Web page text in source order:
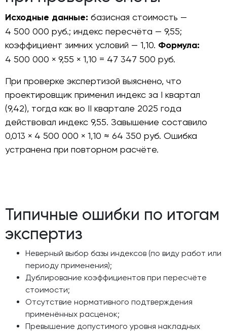
Исходные данные: базисная стоимость —
4 500 000 руб.; индекс пересчёта — 9,55;
коэффициент зимних условий — 1,10. Формула:
4 500 000 × 9,55 × 1,10 = 47 347 500 руб.
При проверке экспертизой выяснено, что
проектировщик применил индекс за I квартал
(9,42), тогда как во II квартале 2025 года
действовал индекс 9,55. Завышение составило
0,013 × 4 500 000 × 1,10 ≈ 64 350 руб. Ошибка
устранена при повторном расчёте.
Типичные ошибки по итогам
экспертиз
Неверный выбор базы индексов (по виду работ или
периоду применения);
Дублирование коэффициентов при пересчёте
стоимости;
Отсутствие нормативного подтверждения
применённых расценок;
Превышение допустимого уровня накладных